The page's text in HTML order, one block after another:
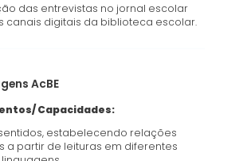
das entrevistas no jornal escolar
canais digitais da biblioteca escolar.
AcBE
Capacidades:
estabelecendo relações
a partir de leituras em diferentes